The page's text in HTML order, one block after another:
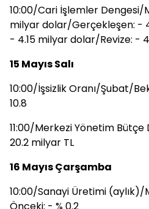
10:00/Cari İşlemler
milyar dolar/Gerçekleşen: -
- 4.15 milyar dolar/Revize: -
15 Mayıs Salı
10:00/İşsizlik Oranı/Şubat/
10.8
11:00/Merkezi Yönetim
20.2 milyar TL
16 Mayıs Çarşamba
10:00/Sanayi Üretimi